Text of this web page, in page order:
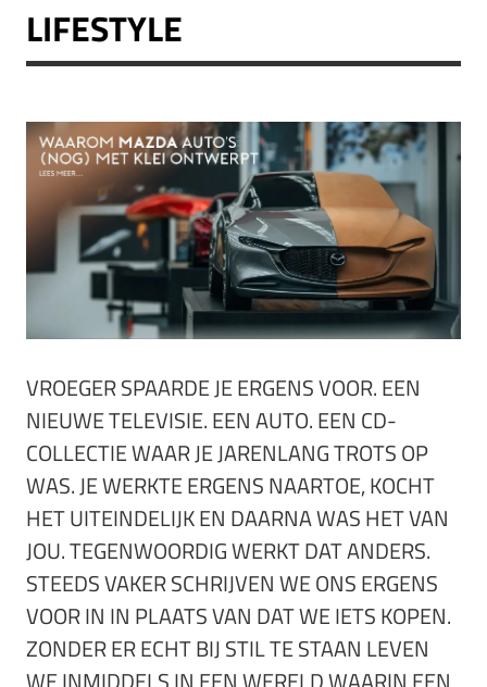
LIFESTYLE
VROEGER SPAARDE JE ERGENS VOOR. EEN
NIEUWE TELEVISIE. EEN AUTO. EEN CD-
COLLECTIE WAAR JE JARENLANG TROTS OP
WAS. JE WERKTE ERGENS NAARTOE, KOCHT
HET UITEINDELIJK EN DAARNA WAS HET VAN
JOU. TEGENWOORDIG WERKT DAT ANDERS.
STEEDS VAKER SCHRIJVEN WE ONS ERGENS
VOOR IN IN PLAATS VAN DAT WE IETS KOPEN.
ZONDER ER ECHT BIJ STIL TE STAAN LEVEN